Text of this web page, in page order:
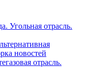
Угольная отрасль.
новостей
отрасль.